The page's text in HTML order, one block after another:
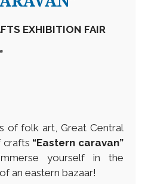
EXHIBITION FAIR
of folk art, Great Central
crafts “Eastern caravan”
yourself in the
an eastern bazaar!